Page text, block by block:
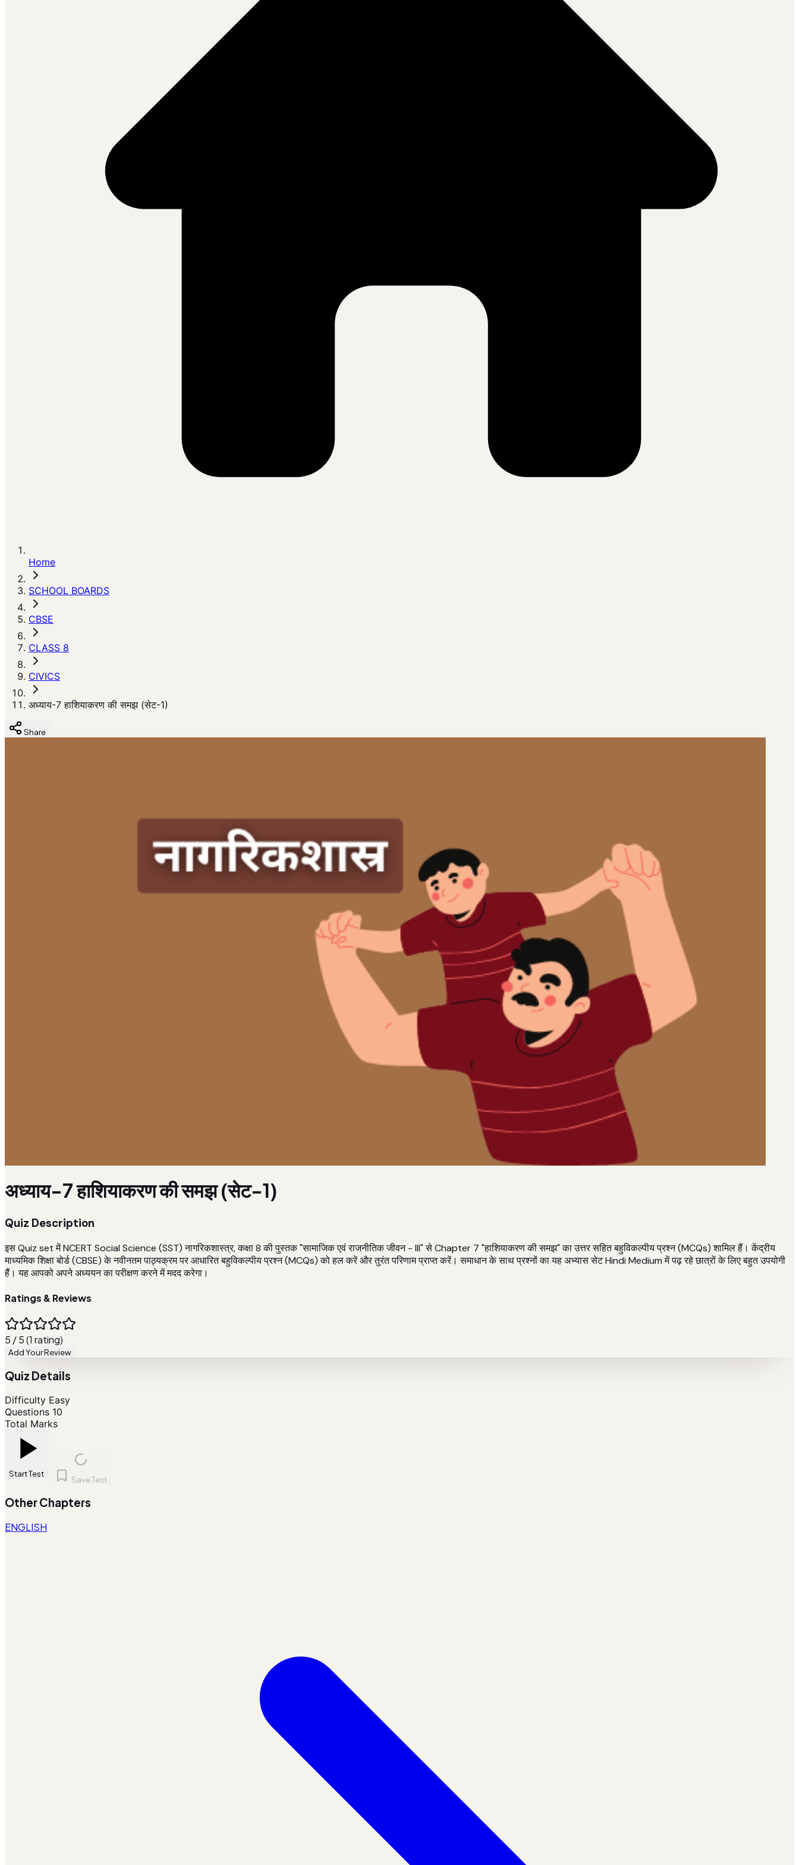
Home
SCHOOL BOARDS
CBSE
CLASS 8
CIVICS
अध्याय-7 हाशियाकरण की समझ (सेट-1)
Share
अध्याय-7 हाशियाकरण की समझ (सेट-1)
Quiz Description
इस Quiz set में NCERT Social Science (SST) नागरिकशास्त्र, कक्षा 8 की पुस्तक "सामाजिक एवं राजनीतिक जीवन - III" से Chapter 7 "हाशियाकरण की समझ" का उत्तर सहित बहुविकल्पीय प्रश्न (MCQs) शामिल हैं। केंद्रीय
माध्यमिक शिक्षा बोर्ड (CBSE) के नवीनतम पाठ्यक्रम पर आधारित बहुविकल्पीय प्रश्न (MCQs) को हल करें और तुरंत परिणाम प्राप्त करें। समाधान के साथ प्रश्नों का यह अभ्यास सेट Hindi Medium में पढ़ रहे छात्रों के लिए बहुत उपयोगी
हैं। यह आपको अपने अध्ययन का परीक्षण करने में मदद करेगा।
Ratings & Reviews
5 / 5 (1 rating)
Add Your Review
Quiz Details
Difficulty Easy
Questions 10
Total Marks
Start Test
Save Test
Other Chapters
ENGLISH